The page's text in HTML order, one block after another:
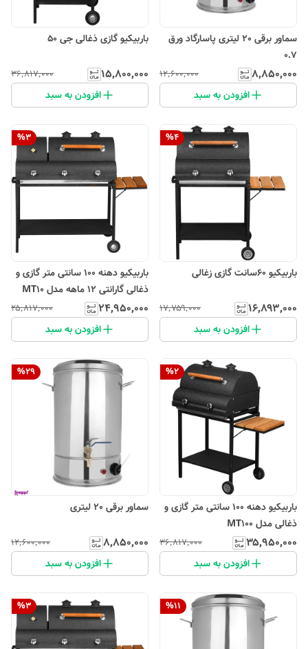
سماور برقی 20 لیتری پاسارگاد ورق
0.7
۸٬۸۵۰٬۰۰۰ ۱۲٬۶۰۰٬۰۰۰
افزودن به سبد
باربیکیو گازی ذغالی جی 50
۱۵٬۸۰۰٬۰۰۰ ۳۶٬۸۱۷٬۰۰۰
افزودن به سبد
%4
باربیکیو 60سانت گازی زغالی
۱۶٬۸۹۳٬۰۰۰ ۱۷٬۷۵۹٬۰۰۰
افزودن به سبد
%3
باربیکیو دهنه 100 سانتی متر گازی و
ذغالی گارانتی 12 ماهه مدل MT10
۲۴٬۹۵۰٬۰۰۰ ۲۵٬۸۱۷٬۰۰۰
افزودن به سبد
%2
باربیکیو دهنه 100 سانتی متر گازی و
ذغالی مدل MT100
۳۵٬۹۵۰٬۰۰۰ ۳۶٬۸۱۷٬۰۰۰
افزودن به سبد
%29
سماور برقی 20 لیتری
۸٬۸۵۰٬۰۰۰ ۱۲٬۶۰۰٬۰۰۰
افزودن به سبد
%11
%3